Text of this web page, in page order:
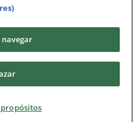
Marketing S.L.U. –
de privacidad